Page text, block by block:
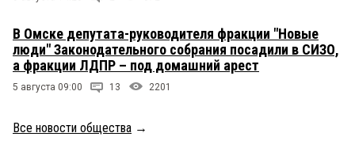
В Омске депутата-руководителя фракции "Новые
люди" Законодательного собрания посадили в СИЗО,
а фракции ЛДПР – под домашний арест
5 августа 09:00 13 2201
Все новости общества →